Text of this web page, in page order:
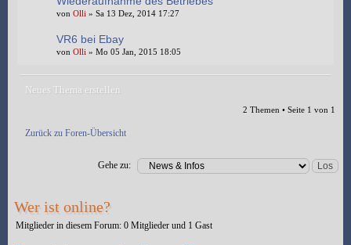
von Olli » Sa 13 Dez, 2014 17:27
VR6 bei Ebay
von Olli » Mo 05 Jan, 2015 18:05
Neues Thema erstellen
2 Themen • Seite 1 von 1
Zurück zu Foren-Übersicht
Gehe zu:
Wer ist online?
Mitglieder in diesem Forum: 0 Mitglieder und 1 Gast